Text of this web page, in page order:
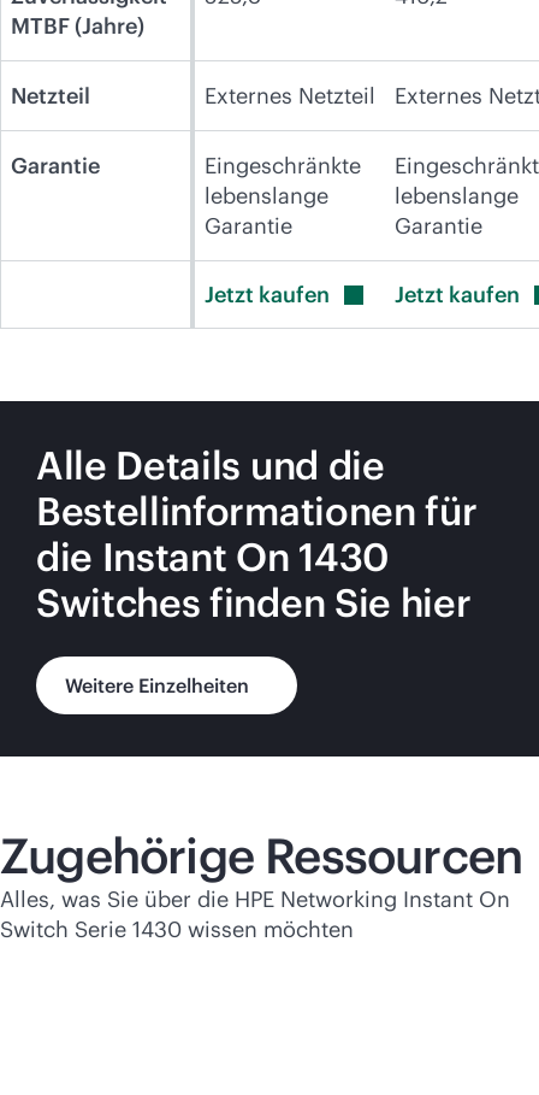
MTBF (Jahre)
Netzteil Externes Netzteil Externes
Garantie
Eingeschränkte
lebenslange
Garantie
lebenslange
Garantie
Jetzt kaufen Jetzt kaufen
Alle Details und die
Bestellinformationen für
die Instant On 1430
Switches finden Sie hier
Weitere Einzelheiten
Zugehörige Ressourcen
Alles, was Sie über die HPE Networking Instant On
Switch Serie 1430 wissen möchten